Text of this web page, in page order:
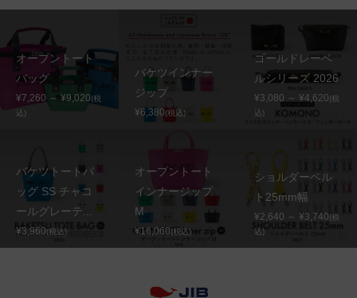
オープントート
バッグ
¥7,260 ～ ¥9,020(税
込)
バケツインナー
ジップ
¥6,380(税込)
ゴールドレーベ
ルシリーズ 2026
¥3,080 ～ ¥4,620(税
込)
バケツトートバ
ッグ SS チャコ
ールグレーテ...
¥3,960(税込)
オープントート
インナージップ
M
¥16,060(税込)
ショルダーベル
ト25mm幅
¥2,640 ～ ¥3,740(税
込)